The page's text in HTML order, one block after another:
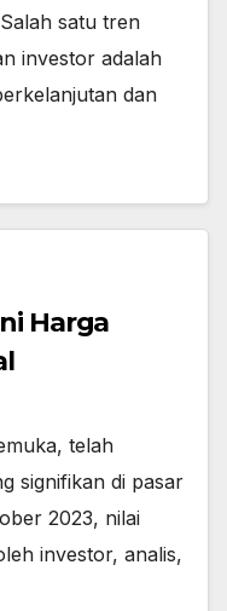
satu tren
investor adalah
dan
Harga
telah
signifikan di pasar
2023, nilai
investor, analis,